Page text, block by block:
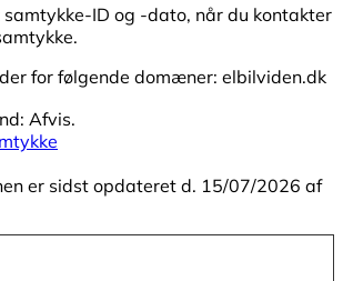
ID og -dato, når du kontakter
for følgende domæner: elbilviden.dk
Afvis.
er sidst opdateret d. 15/07/2026 af